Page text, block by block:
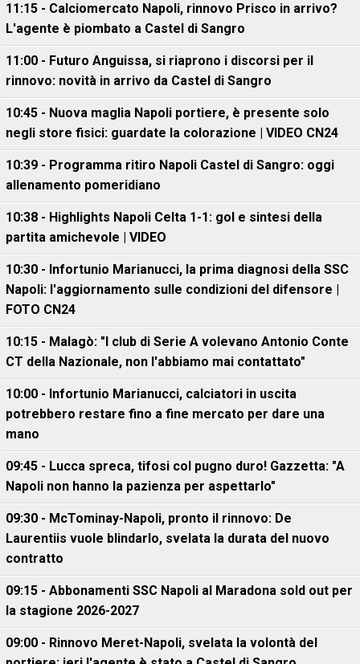
11:15 - Calciomercato Napoli, rinnovo Prisco in arrivo?
L'agente è piombato a Castel di Sangro
11:00 - Futuro Anguissa, si riaprono i discorsi per il
rinnovo: novità in arrivo da Castel di Sangro
10:45 - Nuova maglia Napoli portiere, è presente solo
negli store fisici: guardate la colorazione | VIDEO CN24
10:39 - Programma ritiro Napoli Castel di Sangro: oggi
allenamento pomeridiano
10:38 - Highlights Napoli Celta 1-1: gol e sintesi della
partita amichevole | VIDEO
10:30 - Infortunio Marianucci, la prima diagnosi della SSC
Napoli: l'aggiornamento sulle condizioni del difensore |
FOTO CN24
10:15 - Malagò: "I club di Serie A volevano Antonio Conte
CT della Nazionale, non l'abbiamo mai contattato"
10:00 - Infortunio Marianucci, calciatori in uscita
potrebbero restare fino a fine mercato per dare una
mano
09:45 - Lucca spreca, tifosi col pugno duro! Gazzetta: "A
Napoli non hanno la pazienza per aspettarlo"
09:30 - McTominay-Napoli, pronto il rinnovo: De
Laurentiis vuole blindarlo, svelata la durata del nuovo
contratto
09:15 - Abbonamenti SSC Napoli al Maradona sold out per
la stagione 2026-2027
09:00 - Rinnovo Meret-Napoli, svelata la volontà del